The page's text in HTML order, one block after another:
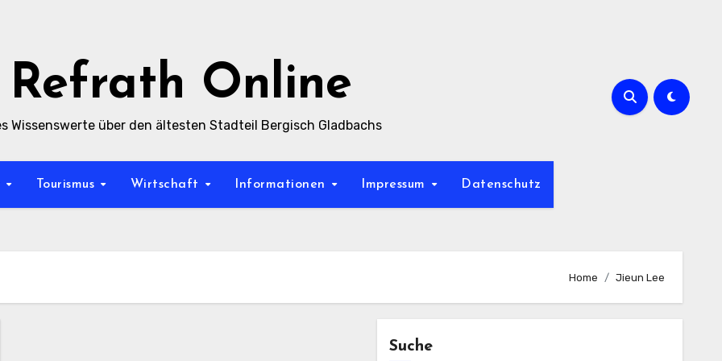
Refrath Online
Wissenswerte über den ältesten Stadteil Bergisch Gladbachs
Tourismus Wirtschaft Informationen Impressum Datenschutz
Home Jieun Lee
Suche